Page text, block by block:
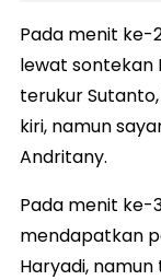
Pada menit ke-
lewat sontekan
terukur
kiri, namun
Andritany.
Pada menit ke-
mendapatkan
Haryadi,